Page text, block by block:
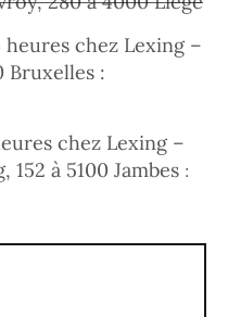
heures chez Lexing –
Bruxelles :
chez Lexing –
à 5100 Jambes :